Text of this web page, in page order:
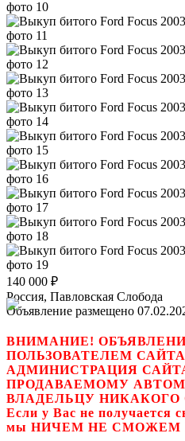
140 000 ₽
Россия, Павловская Слобода
Объявление размещено
ВНИМАНИЕ!
ПОЛЬЗОВАТЕЛЕМ
АДМИНИСТРАЦИЯ
ПРОДАВАЕМОМУ
ВЛАДЕЛЬЦУ
Если у Вас не получается
мы НИЧЕМ НЕ СМОЖЕМ